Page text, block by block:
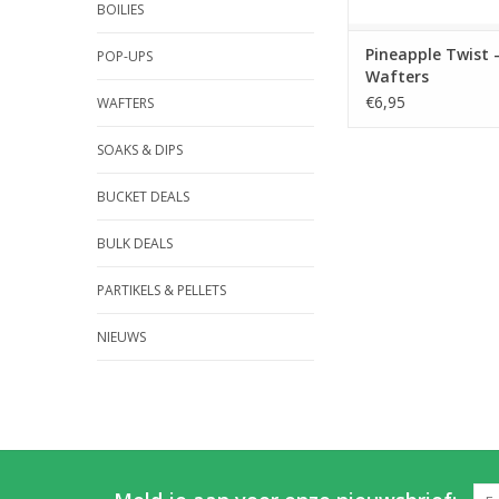
BOILIES
POP-UPS
WAFTERS
SOAKS & DIPS
BUCKET DEALS
BULK DEALS
PARTIKELS & PELLETS
NIEUWS
Pineapple Twist -
Wafters
€6,95